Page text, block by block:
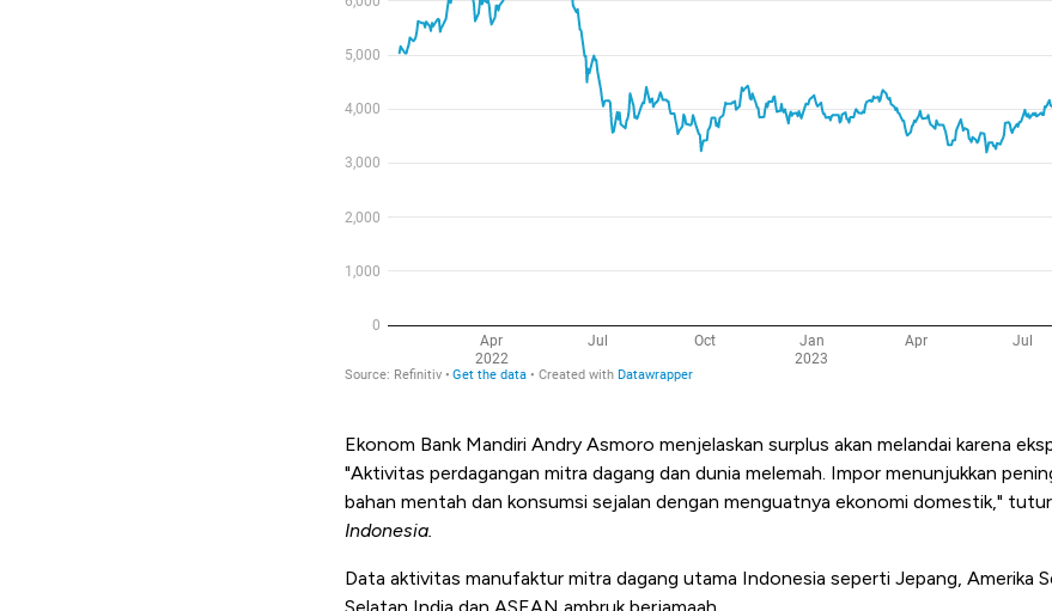
Ekonom Bank Mandiri Andry Asmoro menjelaskan surplus akan melandai karena
"Aktivitas perdagangan mitra dagang dan dunia melemah. Impor menunjukkan
bahan mentah dan konsumsi sejalan dengan menguatnya ekonomi domestik,"
Indonesia.
Data aktivitas manufaktur mitra dagang utama Indonesia seperti Jepang, Amerika